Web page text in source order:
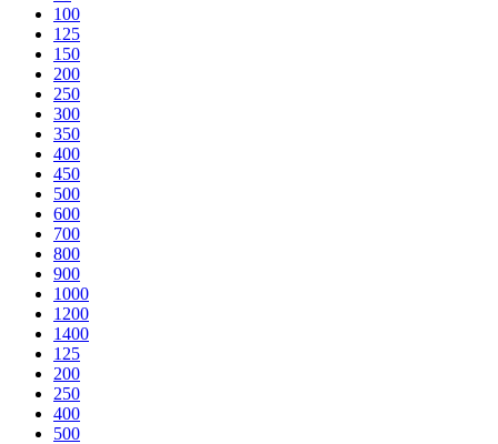
100
125
150
200
250
300
350
400
450
500
600
700
800
900
1000
1200
1400
125
200
250
400
500